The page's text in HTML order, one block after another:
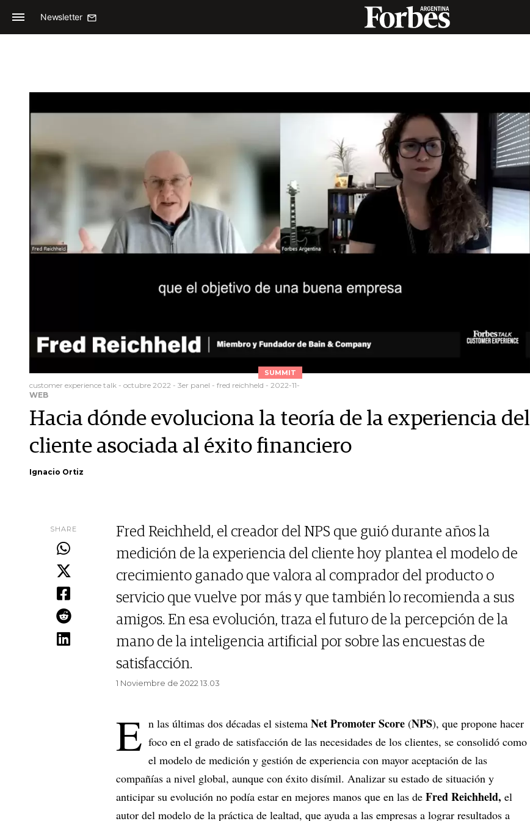
Newsletter
SUMMIT
customer experience talk - octubre 2022 - 3er panel - fred reichheld - 2022-11-
WEB
Hacia dónde evoluciona la teoría de la experiencia del
cliente asociada al éxito financiero
Ignacio Ortiz
SHARE
Fred Reichheld, el creador del NPS que guió durante años la
medición de la experiencia del cliente hoy plantea el modelo de
crecimiento ganado que valora al comprador del producto o
servicio que vuelve por más y que también lo recomienda a sus
amigos. En esa evolución, traza el futuro de la percepción de la
mano de la inteligencia artificial por sobre las encuestas de
satisfacción.
1 Noviembre de 2022 13.03
E n las últimas dos décadas el sistema Net Promoter Score (NPS), que propone hacer
foco en el grado de satisfacción de las necesidades de los clientes, se consolidó como
el modelo de medición y gestión de experiencia con mayor aceptación de las
compañías a nivel global, aunque con éxito disímil. Analizar su estado de situación y
anticipar su evolución no podía estar en mejores manos que en las de Fred Reichheld, el
autor del modelo de la práctica de lealtad, que ayuda a las empresas a lograr resultados a